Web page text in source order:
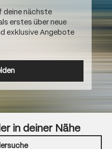
deine nächste
erstes über neue
exklusive Angebote
in deiner Nähe